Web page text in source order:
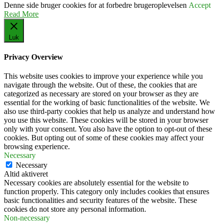
Denne side bruger cookies for at forbedre brugeroplevelsen Accept
Read More
Luk
Privacy Overview
This website uses cookies to improve your experience while you
navigate through the website. Out of these, the cookies that are
categorized as necessary are stored on your browser as they are
essential for the working of basic functionalities of the website. We
also use third-party cookies that help us analyze and understand how
you use this website. These cookies will be stored in your browser
only with your consent. You also have the option to opt-out of these
cookies. But opting out of some of these cookies may affect your
browsing experience.
Necessary
Necessary
Altid aktiveret
Necessary cookies are absolutely essential for the website to
function properly. This category only includes cookies that ensures
basic functionalities and security features of the website. These
cookies do not store any personal information.
Non-necessary